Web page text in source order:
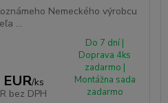
Nemeckého výrobcu
...
/ks
bez DPH
Do 7 dní |
Doprava 4ks
zadarmo |
Montážna sada
zadarmo